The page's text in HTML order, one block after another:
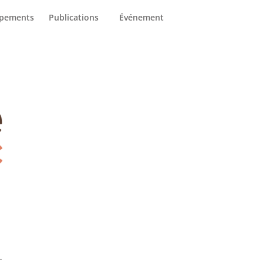
Nous joindre
Publications Événement